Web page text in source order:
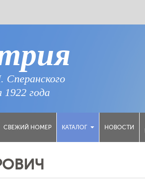
1922 года
СВЕЖИЙ НОМЕР КАТАЛОГ НОВОСТИ